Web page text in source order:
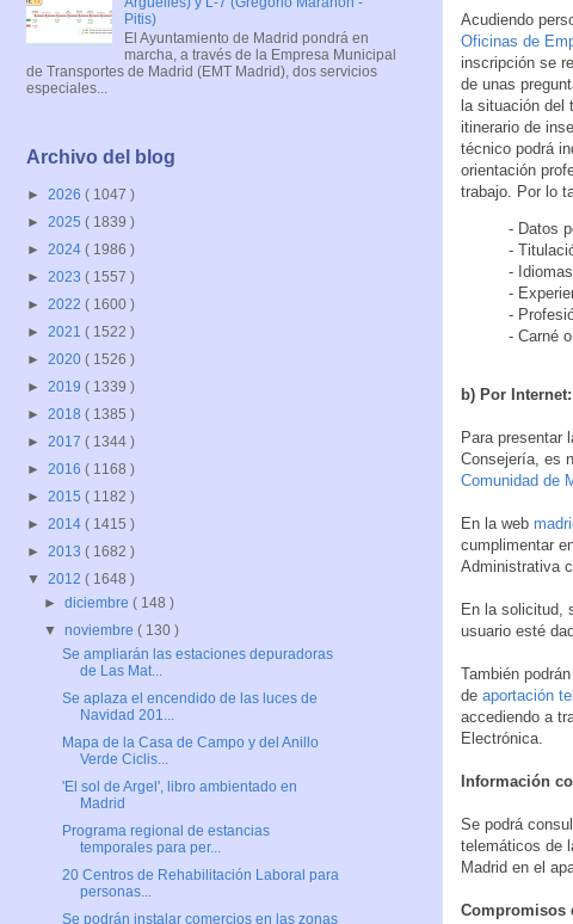
Acudiendo
Oficinas de
inscripción se
de unas
la situación del
itinerario de
técnico podrá
orientación
trabajo. Por lo
- Datos
-
- Idiomas.
-
-
- Carné
b) Por Internet:
Para presentar
Consejería, es
Comunidad de
En la web
cumplimentar
Administrativa
En la solicitud,
usuario esté
También
de aportación
accediendo a
Electrónica.
Información
Se podrá
telemáticos de
Madrid en el
Compromisos
Pitis)
El Ayuntamiento de Madrid pondrá en
marcha, a través de la Empresa Municipal
de Transportes de Madrid (EMT Madrid), dos servicios
especiales...
Archivo del blog
► 2026 ( 1047 )
► 2025 ( 1839 )
► 2024 ( 1986 )
► 2023 ( 1557 )
► 2022 ( 1600 )
► 2021 ( 1522 )
► 2020 ( 1526 )
► 2019 ( 1339 )
► 2018 ( 1385 )
► 2017 ( 1344 )
► 2016 ( 1168 )
► 2015 ( 1182 )
► 2014 ( 1415 )
► 2013 ( 1682 )
▼ 2012 ( 1648 )
►diciembre( 148 )
▼noviembre( 130 )
Se ampliarán las estaciones depuradoras
de Las Mat...
Se aplaza el encendido de las luces de
Navidad 201...
Mapa de la Casa de Campo y del Anillo
Verde Ciclis...
'El sol de Argel', libro ambientado en
Madrid
Programa regional de estancias
temporales para per...
20 Centros de Rehabilitación Laboral para
personas...
Se podrán instalar comercios en las zonas